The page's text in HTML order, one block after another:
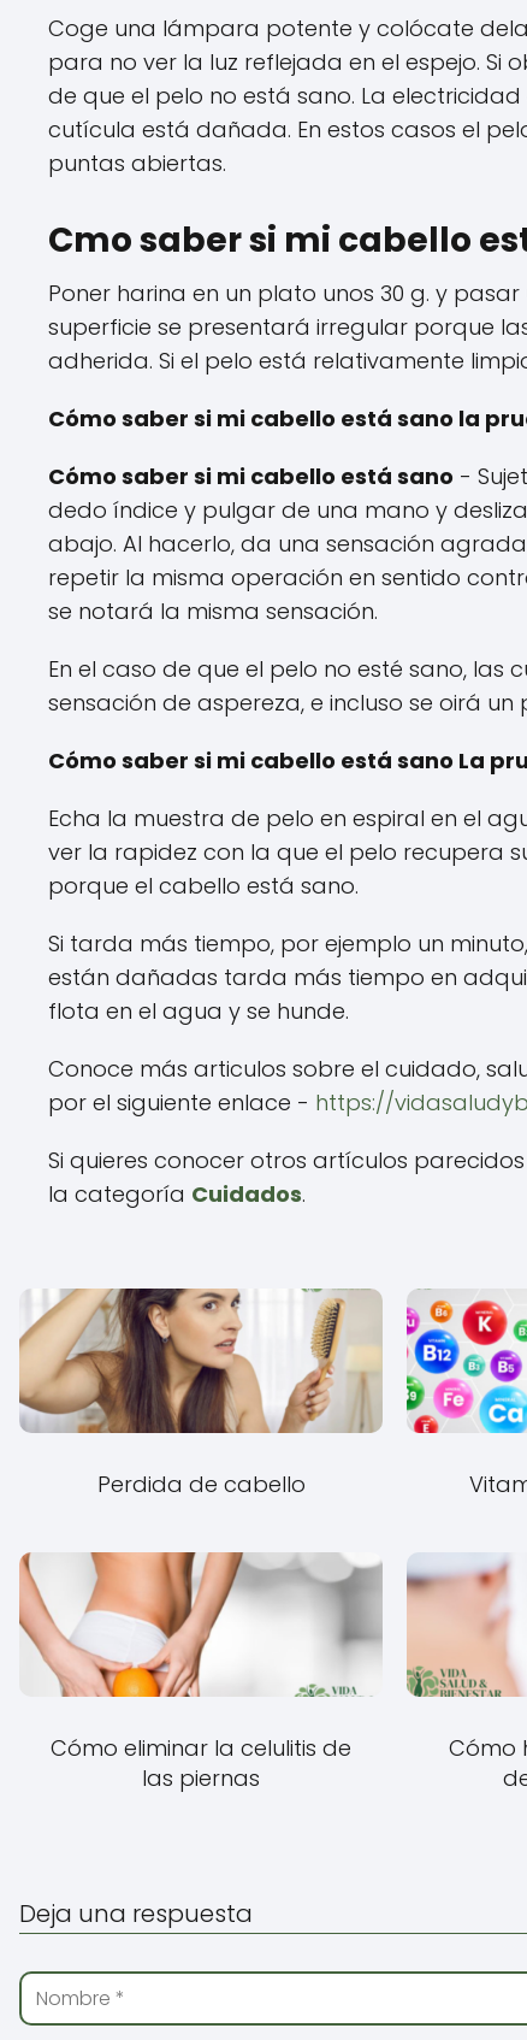
Coge una lámpara potente y colócate
para no ver la luz reflejada en el espejo. Si
de que el pelo no está sano. La
cutícula está dañada. En estos casos el
puntas abiertas.
Cmo saber si mi cabello
Poner harina en un plato unos 30 g. y
superficie se presentará irregular porque
adherida. Si el pelo está relativamente
Cómo saber si mi cabello está sano la
Cómo saber si mi cabello está sano -
dedo índice y pulgar de una mano y
abajo. Al hacerlo, da una sensación
repetir la misma operación en sentido
se notará la misma sensación.
En el caso de que el pelo no esté sano,
sensación de aspereza, e incluso se oirá un
Cómo saber si mi cabello está sano La
Echa la muestra de pelo en espiral en el
ver la rapidez con la que el pelo recupera
porque el cabello está sano.
Si tarda más tiempo, por ejemplo un
están dañadas tarda más tiempo en
flota en el agua y se hunde.
Conoce más articulos sobre el cuidado,
por el siguiente enlace - https://
Si quieres conocer otros artículos
la categoría Cuidados.
Perdida de cabello
Cómo eliminar la celulitis de
las piernas
Cómo
Deja una respuesta